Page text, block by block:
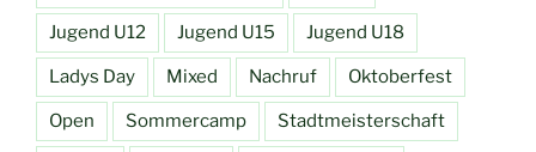
Jugend U12 Jugend U15 Jugend U18
Ladys Day Mixed Nachruf Oktoberfest
Open Sommercamp Stadtmeisterschaft